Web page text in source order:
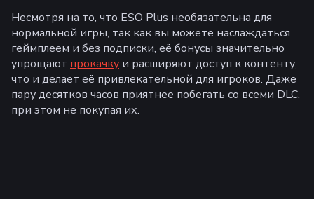
Несмотря на то, что ESO Plus необязательна для
нормальной игры, так как вы можете наслаждаться
геймплеем и без подписки, её бонусы значительно
упрощают прокачку и расширяют доступ к контенту,
что и делает её привлекательной для игроков. Даже
пару десятков часов приятнее побегать со всеми DLC,
при этом не покупая их.